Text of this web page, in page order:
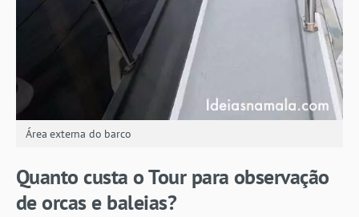
Área externa do barco
Quanto custa o Tour para observação
de orcas e baleias?